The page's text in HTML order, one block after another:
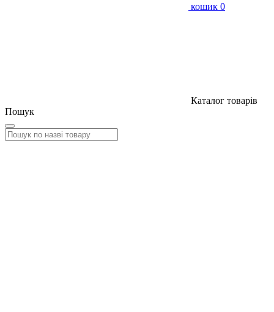
кошик 0
Каталог товарів
Пошук